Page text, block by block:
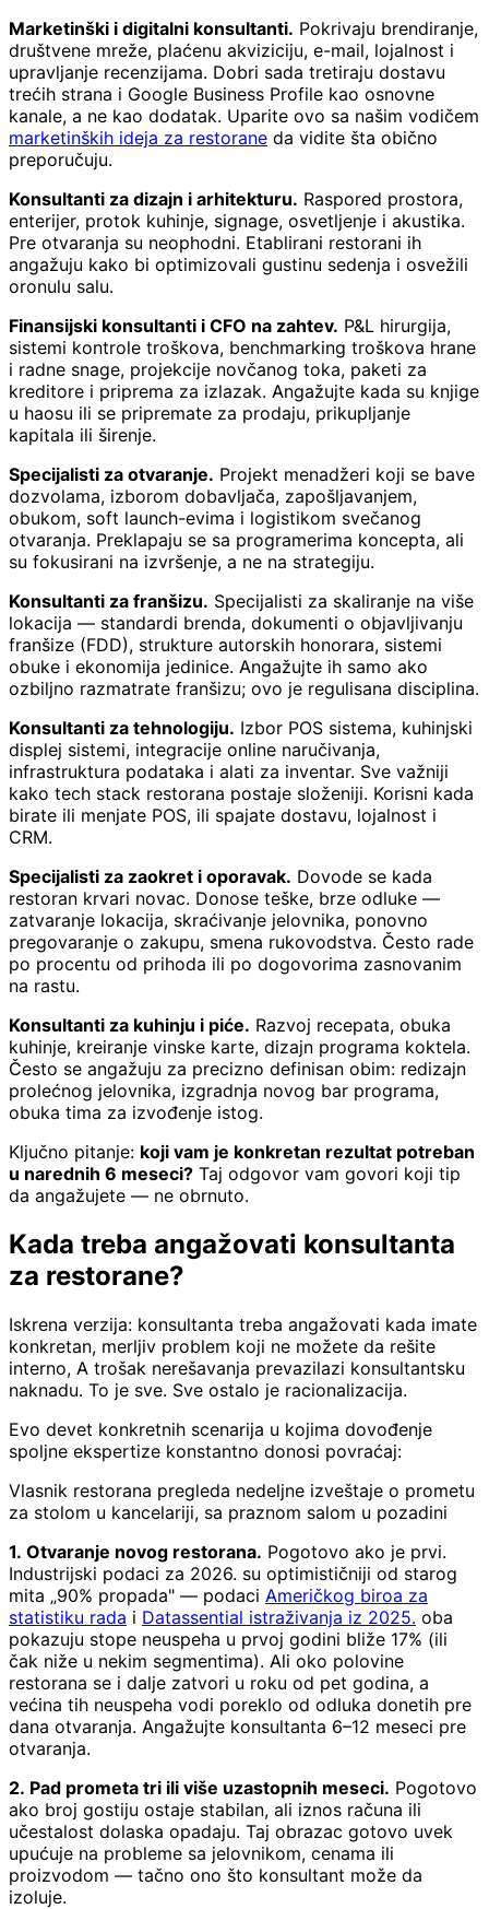
Marketinški i digitalni konsultanti. Pokrivaju brendiranje,
društvene mreže, plaćenu akviziciju, e-mail, lojalnost i
upravljanje recenzijama. Dobri sada tretiraju dostavu
trećih strana i Google Business Profile kao osnovne
kanale, a ne kao dodatak. Uparite ovo sa našim vodičem
marketinških ideja za restorane da vidite šta obično
preporučuju.
Konsultanti za dizajn i arhitekturu. Raspored prostora,
enterijer, protok kuhinje, signage, osvetljenje i akustika.
Pre otvaranja su neophodni. Etablirani restorani ih
angažuju kako bi optimizovali gustinu sedenja i osvežili
oronulu salu.
Finansijski konsultanti i CFO na zahtev. P&L hirurgija,
sistemi kontrole troškova, benchmarking troškova hrane
i radne snage, projekcije novčanog toka, paketi za
kreditore i priprema za izlazak. Angažujte kada su knjige
u haosu ili se pripremate za prodaju, prikupljanje
kapitala ili širenje.
Specijalisti za otvaranje. Projekt menadžeri koji se bave
dozvolama, izborom dobavljača, zapošljavanjem,
obukom, soft launch-evima i logistikom svečanog
otvaranja. Preklapaju se sa programerima koncepta, ali
su fokusirani na izvršenje, a ne na strategiju.
Konsultanti za franšizu. Specijalisti za skaliranje na više
lokacija — standardi brenda, dokumenti o objavljivanju
franšize (FDD), strukture autorskih honorara, sistemi
obuke i ekonomija jedinice. Angažujte ih samo ako
ozbiljno razmatrate franšizu; ovo je regulisana disciplina.
Konsultanti za tehnologiju. Izbor POS sistema, kuhinjski
displej sistemi, integracije online naručivanja,
infrastruktura podataka i alati za inventar. Sve važniji
kako tech stack restorana postaje složeniji. Korisni kada
birate ili menjate POS, ili spajate dostavu, lojalnost i
CRM.
Specijalisti za zaokret i oporavak. Dovode se kada
restoran krvari novac. Donose teške, brze odluke —
zatvaranje lokacija, skraćivanje jelovnika, ponovno
pregovaranje o zakupu, smena rukovodstva. Često rade
po procentu od prihoda ili po dogovorima zasnovanim
na rastu.
Konsultanti za kuhinju i piće. Razvoj recepata, obuka
kuhinje, kreiranje vinske karte, dizajn programa koktela.
Često se angažuju za precizno definisan obim: redizajn
prolećnog jelovnika, izgradnja novog bar programa,
obuka tima za izvođenje istog.
Ključno pitanje: koji vam je konkretan rezultat potreban
u narednih 6 meseci? Taj odgovor vam govori koji tip
da angažujete — ne obrnuto.
Kada treba angažovati konsultanta
za restorane?
Iskrena verzija: konsultanta treba angažovati kada imate
konkretan, merljiv problem koji ne možete da rešite
interno, A trošak nerešavanja prevazilazi konsultantsku
naknadu. To je sve. Sve ostalo je racionalizacija.
Evo devet konkretnih scenarija u kojima dovođenje
spoljne ekspertize konstantno donosi povraćaj:
Vlasnik restorana pregleda nedeljne izveštaje o prometu
za stolom u kancelariji, sa praznom salom u pozadini
1. Otvaranje novog restorana. Pogotovo ako je prvi.
Industrijski podaci za 2026. su optimističniji od starog
mita „90% propada" — podaci Američkog biroa za
statistiku rada i Datassential istraživanja iz 2025. oba
pokazuju stope neuspeha u prvoj godini bliže 17% (ili
čak niže u nekim segmentima). Ali oko polovine
restorana se i dalje zatvori u roku od pet godina, a
većina tih neuspeha vodi poreklo od odluka donetih pre
dana otvaranja. Angažujte konsultanta 6–12 meseci pre
otvaranja.
2. Pad prometa tri ili više uzastopnih meseci. Pogotovo
ako broj gostiju ostaje stabilan, ali iznos računa ili
učestalost dolaska opadaju. Taj obrazac gotovo uvek
upućuje na probleme sa jelovnikom, cenama ili
proizvodom — tačno ono što konsultant može da
izoluje.